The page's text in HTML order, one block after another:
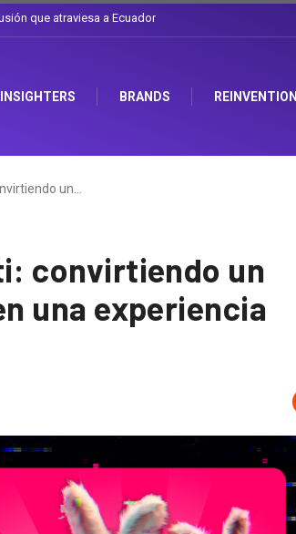
en Corporación Favorita
INSIGHTERS BRANDS REINVENTION
un…
convirtiendo un
una experiencia